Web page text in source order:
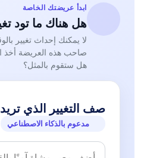
ابدأ عريضتك الخاصة
هل هناك ما تود
لا يمكنك إحداث تغيير
صاحب هذه العريضة أخذ
هل ستقوم بالمثل؟
صف التغيير الذي
مدعوم بالذكاء الاصطناعي